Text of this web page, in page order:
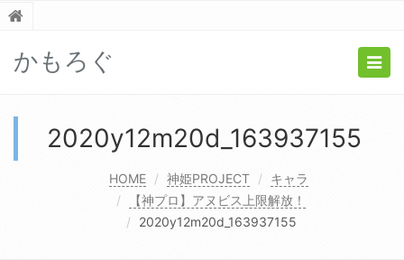
かもろぐ
2020y12m20d_163937155
HOME 神姫PROJECT
キャラ
【神プロ】アヌビス上限解放！
2020y12m20d_163937155